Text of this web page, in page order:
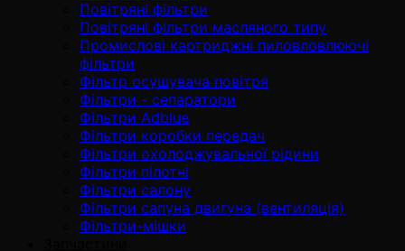
Повітряні фільтри
Повітряні фільтри масляного типу
Промислові картриджні пиловловлюючі
фільтри
Фільтр осушувача повітря
Фільтри - сепаратори
Фільтри Adblue
Фільтри коробки передач
Фільтри охолоджувальної рідини
Фільтри пілотні
Фільтри салону
Фільтри сапуна двигуна (вентиляція)
Фільтри-мішки